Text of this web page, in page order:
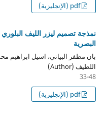
pdf (الإنجليزية)
نمذجة تصميم ليزر الليف
البصرية
بان مظفر البياتي، اسيل ابراهيم
اللطيف (Author)
33-48
pdf (الإنجليزية)